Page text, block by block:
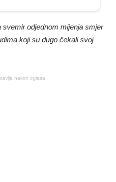
svemir odjednom mijenja smjer
koji su dugo čekali svoj
nakon oglasa